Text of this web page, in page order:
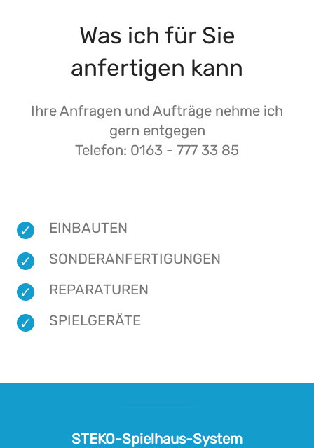
Was ich für Sie
anfertigen kann
Ihre Anfragen und Aufträge nehme ich
gern entgegen
Telefon: 0163 - 777 33 85
EINBAUTEN
SONDERANFERTIGUNGEN
REPARATUREN
SPIELGERÄTE
STEKO-Spielhaus-System